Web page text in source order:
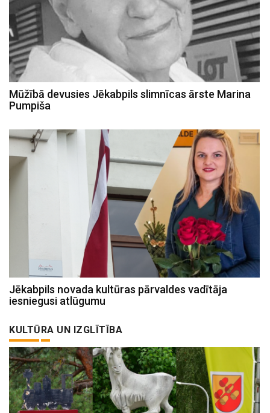
Mūžībā devusies Jēkabpils slimnīcas ārste Marina
Pumpiša
Jēkabpils novada kultūras pārvaldes vadītāja
iesniegusi atlūgumu
KULTŪRA UN IZGLĪTĪBA